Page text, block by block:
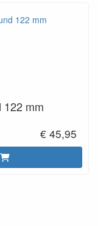
122 mm
€ 45,95